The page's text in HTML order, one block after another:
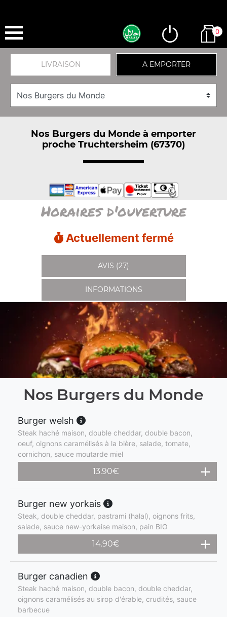
0
LIVRAISON A EMPORTER
Nos Burgers du Monde à emporter
proche Truchtersheim (67370)
Horaires d'ouverture
Actuellement fermé
AVIS (27)
INFORMATIONS
Nos Burgers du Monde
Burger welsh
Steak haché maison, double cheddar, double bacon,
oeuf, oignons caramélisés à la bière, salade, tomate,
cornichon, sauce moutarde miel
13.90€
Burger new yorkais
Steak, double cheddar, pastrami (halal), oignons frits,
salade, sauce new-yorkaise maison, pain BIO
14.90€
Burger canadien
Steak haché maison, double bacon, double cheddar,
oignons caramélisés au sirop d'érable, crudités, sauce
barbecue